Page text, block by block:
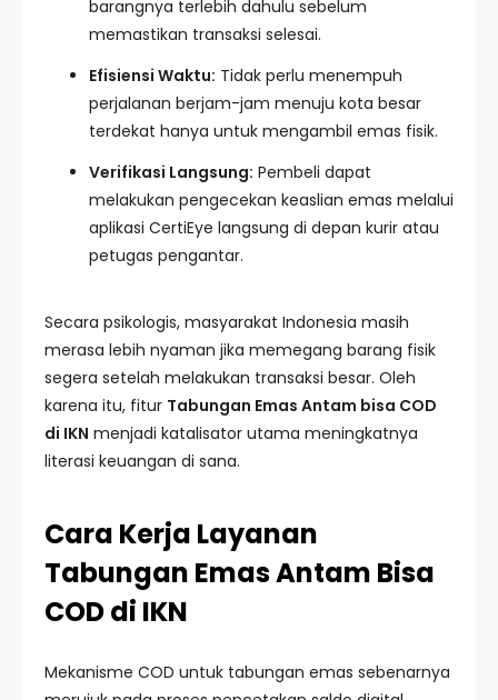
barangnya terlebih dahulu sebelum
memastikan transaksi selesai.
Efisiensi Waktu: Tidak perlu menempuh
perjalanan berjam-jam menuju kota besar
terdekat hanya untuk mengambil emas fisik.
Verifikasi Langsung: Pembeli dapat
melakukan pengecekan keaslian emas melalui
aplikasi CertiEye langsung di depan kurir atau
petugas pengantar.
Secara psikologis, masyarakat Indonesia masih
merasa lebih nyaman jika memegang barang fisik
segera setelah melakukan transaksi besar. Oleh
karena itu, fitur Tabungan Emas Antam bisa COD
di IKN menjadi katalisator utama meningkatnya
literasi keuangan di sana.
Cara Kerja Layanan
Tabungan Emas Antam Bisa
COD di IKN
Mekanisme COD untuk tabungan emas sebenarnya